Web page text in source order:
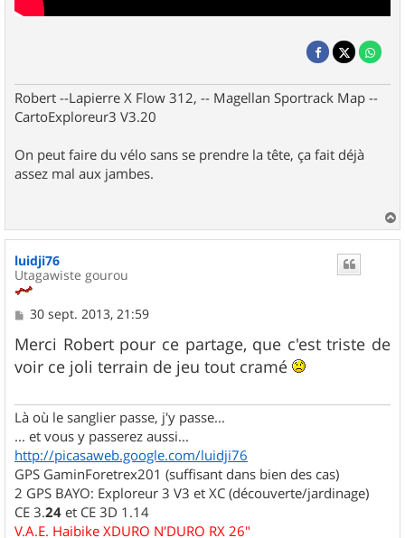
Robert --Lapierre X Flow 312, -- Magellan Sportrack Map --
CartoExploreur3 V3.20
On peut faire du vélo sans se prendre la tête, ça fait déjà
assez mal aux jambes.
a
u
luidji76
Utagawiste gourou
M
s
s
a
30 sept. 2013, 21:59
Merci Robert pour ce partage, que c'est triste de
voir ce joli terrain de jeu tout cramé
Là où le sanglier passe, j'y passe...
... et vous y passerez aussi...
http://picasaweb.google.com/luidji76
GPS GaminForetrex201 (suffisant dans bien des cas)
2 GPS BAYO: Exploreur 3 V3 et XC (découverte/jardinage)
CE 3.24 et CE 3D 1.14
V.A.E. Haibike XDURO N'DURO RX 26"